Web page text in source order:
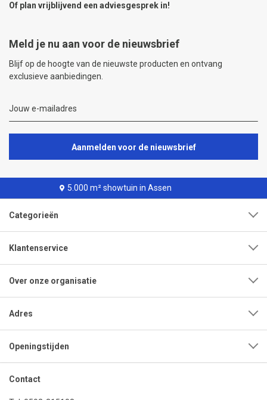
Of plan vrijblijvend een adviesgesprek in!
Meld je nu aan voor de nieuwsbrief
Blijf op de hoogte van de nieuwste producten en ontvang
exclusieve aanbiedingen.
Aanmelden voor de nieuwsbrief
Categorieën
Klantenservice
Over onze organisatie
Adres
Openingstijden
Contact